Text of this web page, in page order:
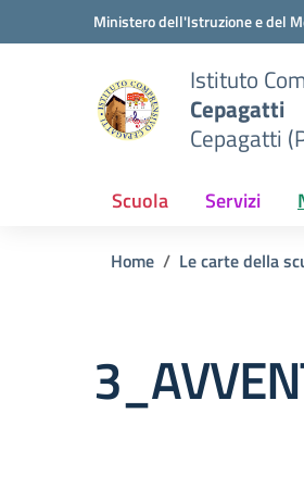
Vai ai contenuti
Vai al menu di navigazioneMinistero dell'Istruzione e del
Istituto
Cepagatti
Cepagatti
Scuola Servizi
Home Le carte della